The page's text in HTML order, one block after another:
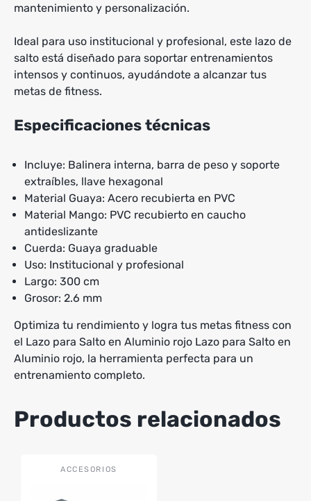
mantenimiento y personalización.
Ideal para uso institucional y profesional, este lazo de
salto está diseñado para soportar entrenamientos
intensos y continuos, ayudándote a alcanzar tus
metas de fitness.
Especificaciones técnicas
Incluye: Balinera interna, barra de peso y soporte
extraíbles, llave hexagonal
Material Guaya: Acero recubierta en PVC
Material Mango: PVC recubierto en caucho
antideslizante
Cuerda: Guaya graduable
Uso: Institucional y profesional
Largo: 300 cm
Grosor: 2.6 mm
Optimiza tu rendimiento y logra tus metas fitness con
el Lazo para Salto en Aluminio rojo Lazo para Salto en
Aluminio rojo, la herramienta perfecta para un
entrenamiento completo.
Productos relacionados
ACCESORIOS